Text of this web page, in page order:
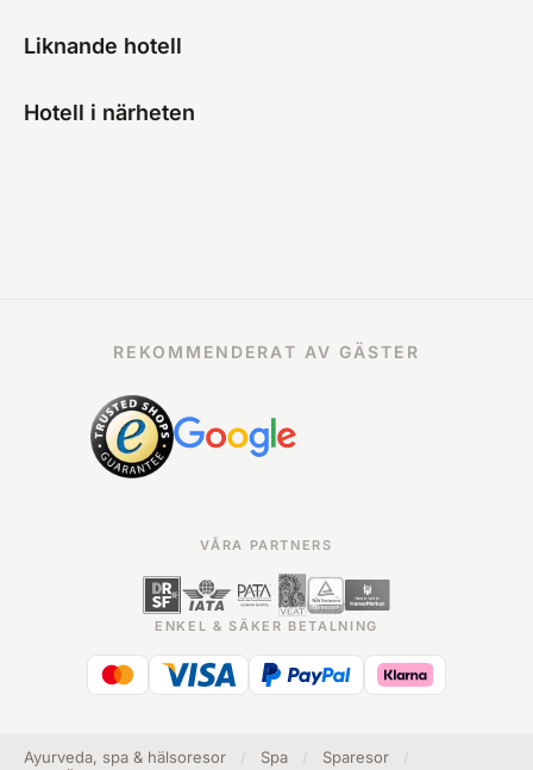
Liknande hotell
Hotell i närheten
REKOMMENDERAT AV GÄSTER
VÅRA PARTNERS
ENKEL & SÄKER BETALNING
Ayurveda, spa & hälsoresor Spa Sparesor